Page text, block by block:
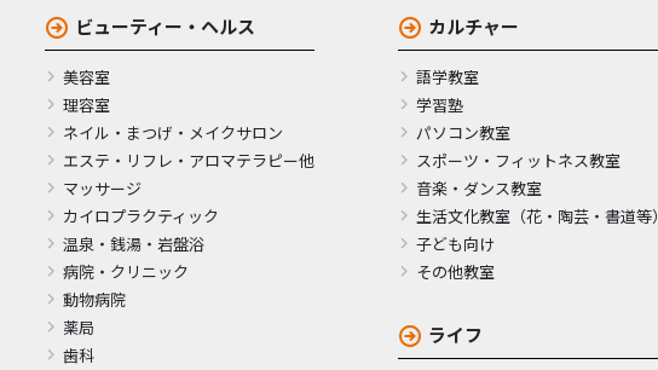
ビューティー・ヘルス
美容室
理容室
ネイル・まつげ・メイクサロン
エステ・リフレ・アロマテラピー他
マッサージ
カイロプラクティック
温泉・銭湯・岩盤浴
病院・クリニック
動物病院
薬局
歯科
カルチャー
語学教室
学習塾
パソコン教室
スポーツ・フィットネス教室
音楽・ダンス教室
生活文化教室（花・陶芸・書道等）
子ども向け
その他教室
ライフ